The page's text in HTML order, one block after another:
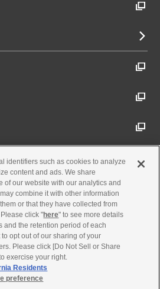
identifiers such as cookies to analyze
content and ads. We share
of our website with our analytics and
combine it with other information
or that they have collected from
click "here" to see more details
and the retention period of each
opt out of our sharing of your
Please click [Do Not Sell or Share
exercise your right.
Residents
preference